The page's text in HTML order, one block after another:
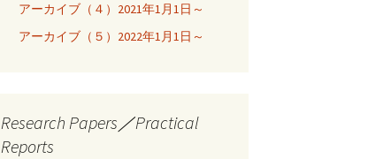
アーカイブ（４）2021年1月1日～
アーカイブ（５）2022年1月1日～
Research Papers／Practical
Reports